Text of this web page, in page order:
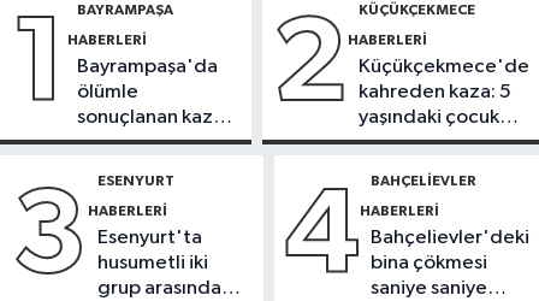
Buluşması’nda bankacılık ve
teknoloji girişimleri bir araya geldi
Sultangazi Haberleri
Otoyolu’nda 10 aracın karıştığı
Çekmeköy Haberleri
yanındaki 5 katlı bina boşaltıldı
1 BAYRAMPAŞA
HABERLERI
Bayrampaşa'da
ölümle
sonuçlanan kaza:
Sürücü
2 KÜÇÜKÇEKMECE
HABERLERI
Küçükçekmece'de
kahreden kaza: 5
yaşındaki çocuk
yoğun bakımda
3 ESENYURT
HABERLERI
Esenyurt'ta
husumetli iki
grup arasında
4 BAHÇELIEVLER
HABERLERI
Bahçelievler'deki
bina çökmesi
saniye saniye